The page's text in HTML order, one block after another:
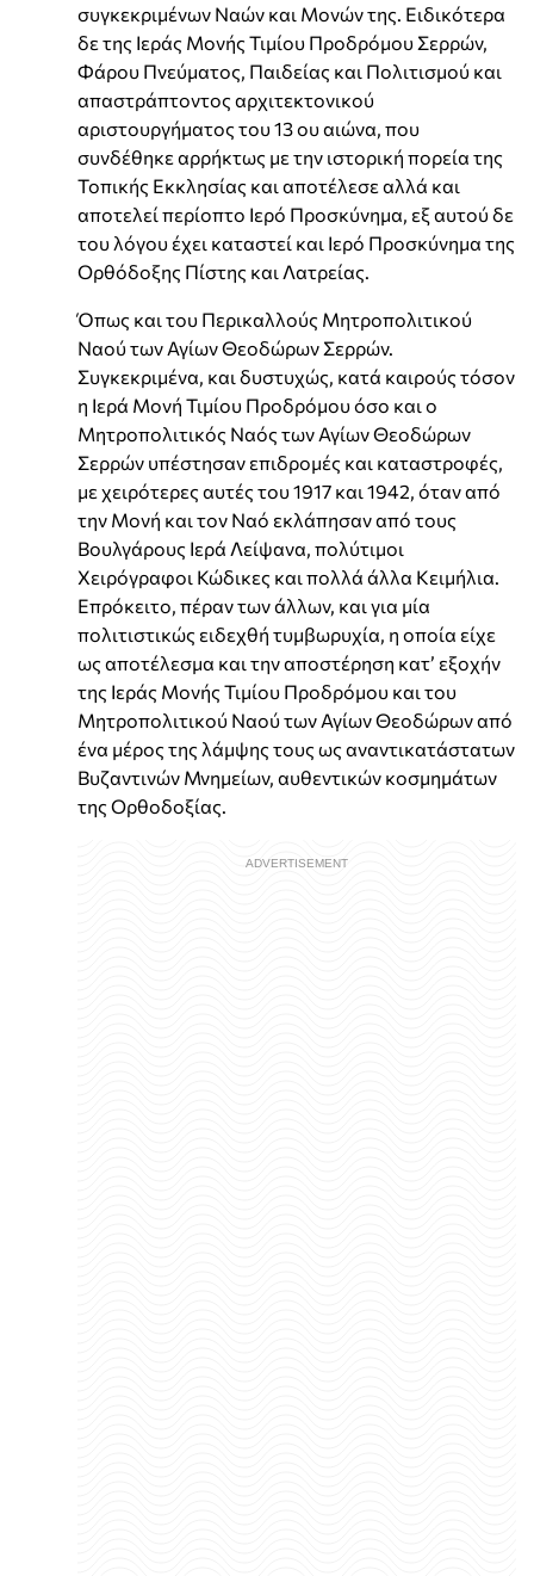
συγκεκριμένων Ναών και Μονών της. Ειδικότερα
δε της Ιεράς Μονής Τιμίου Προδρόμου Σερρών,
Φάρου Πνεύματος, Παιδείας και Πολιτισμού και
απαστράπτοντος αρχιτεκτονικού
αριστουργήματος του 13 ου αιώνα, που
συνδέθηκε αρρήκτως με την ιστορική πορεία της
Τοπικής Εκκλησίας και αποτέλεσε αλλά και
αποτελεί περίοπτο Ιερό Προσκύνημα, εξ αυτού δε
του λόγου έχει καταστεί και Ιερό Προσκύνημα της
Ορθόδοξης Πίστης και Λατρείας.
Όπως και του Περικαλλούς Μητροπολιτικού
Ναού των Αγίων Θεοδώρων Σερρών.
Συγκεκριμένα, και δυστυχώς, κατά καιρούς τόσον
η Ιερά Μονή Τιμίου Προδρόμου όσο και ο
Μητροπολιτικός Ναός των Αγίων Θεοδώρων
Σερρών υπέστησαν επιδρομές και καταστροφές,
με χειρότερες αυτές του 1917 και 1942, όταν από
την Μονή και τον Ναό εκλάπησαν από τους
Βουλγάρους Ιερά Λείψανα, πολύτιμοι
Χειρόγραφοι Κώδικες και πολλά άλλα Κειμήλια.
Επρόκειτο, πέραν των άλλων, και για μία
πολιτιστικώς ειδεχθή τυμβωρυχία, η οποία είχε
ως αποτέλεσμα και την αποστέρηση κατ’ εξοχήν
της Ιεράς Μονής Τιμίου Προδρόμου και του
Μητροπολιτικού Ναού των Αγίων Θεοδώρων από
ένα μέρος της λάμψης τους ως αναντικατάστατων
Βυζαντινών Μνημείων, αυθεντικών κοσμημάτων
της Ορθοδοξίας.